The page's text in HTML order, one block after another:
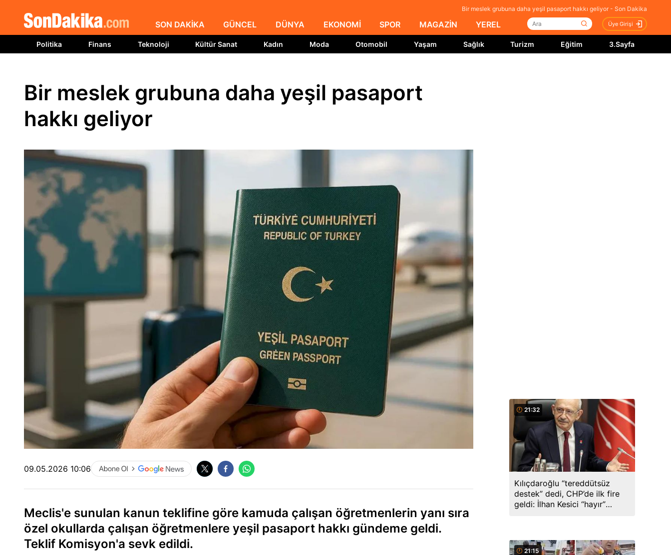
Bir meslek grubuna daha yeşil pasaport hakkı geliyor - Son Dakika
SON DAKİKA GÜNCEL DÜNYA EKONOMİ SPOR MAGAZİN YEREL Üye Girişi
Politika Finans Teknoloji Kültür Sanat Kadın Moda Otomobil Yaşam Sağlık Turizm Eğitim 3.Sayfa
Bir meslek grubuna daha yeşil pasaport
hakkı geliyor
09.05.2026 10:06
Meclis'e sunulan kanun teklifine göre kamuda çalışan öğretmenlerin yanı sıra
özel okullarda çalışan öğretmenlere yeşil pasaport hakkı gündeme geldi.
Teklif Komisyon'a sevk edildi.
21:32
Kılıçdaroğlu “tereddütsüz
destek” dedi, CHP’de ilk fire
geldi: İlhan Kesici “hayır”
21:15